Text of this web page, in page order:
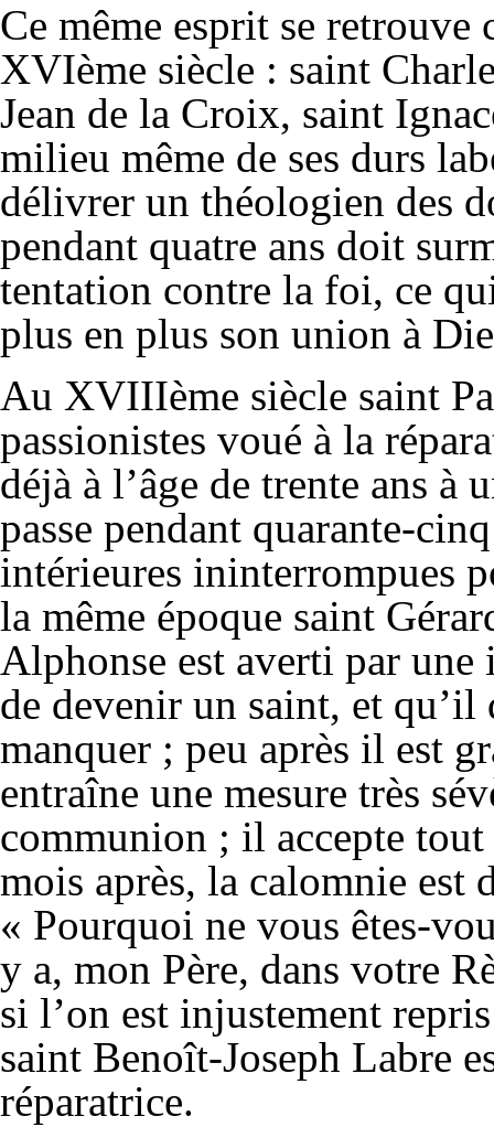
Ce même esprit se retrouve
XVIème siècle : saint
Jean de la Croix, saint
milieu même de ses durs
délivrer un théologien des
pendant quatre ans doit
tentation contre la foi, ce
plus en plus son union à
Au XVIIIème siècle saint
passionistes voué à la
déjà à l’âge de trente ans
passe pendant quarante-
intérieures ininterrompues
la même époque saint
Alphonse est averti par
de devenir un saint, et
manquer ; peu après il est
entraîne une mesure très
communion ; il accepte
mois après, la calomnie est
« Pourquoi ne vous êtes-
y a, mon Père, dans votre
si l’on est injustement
saint Benoît-Joseph Labre
réparatrice.